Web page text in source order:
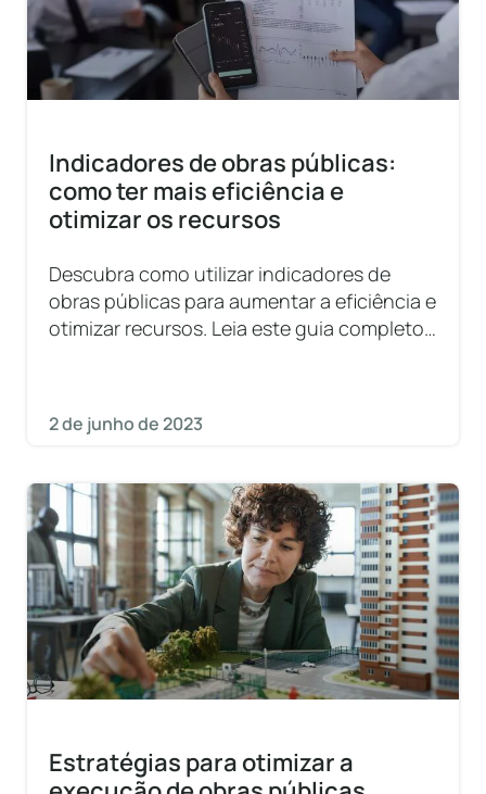
Indicadores de obras públicas:
como ter mais eficiência e
otimizar os recursos
Descubra como utilizar indicadores de
obras públicas para aumentar a eficiência e
otimizar recursos. Leia este guia completo
2 de junho de 2023
Estratégias para otimizar a